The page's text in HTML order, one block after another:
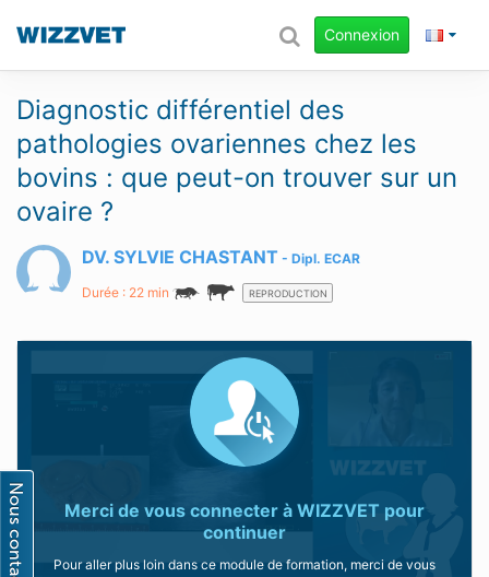
Connexion
Diagnostic différentiel des
pathologies ovariennes chez les
bovins : que peut-on trouver sur un
ovaire ?
DV. SYLVIE CHASTANT Dipl. ECAR
Durée : 22 min REPRODUCTION
Merci de vous connecter à WIZZVET pour
continuer
Pour aller plus loin dans ce module de formation, merci de vous